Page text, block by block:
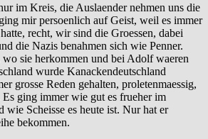
im Kreis, die Auslaender nehmen uns die
mir persoenlich auf Geist, weil es immer
recht, wir sind die Groessen, dabei
die Nazis benahmen sich wie Penner.
sie herkommen und bei Adolf waeren
wurde Kanackendeutschland
grosse Reden gehalten, proletenmaessig,
ging immer wie gut es frueher im
wie Scheisse es heute ist. Nur hat er
bekommen.